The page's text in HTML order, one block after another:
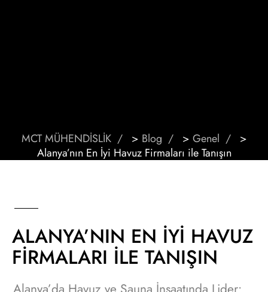
MCT MÜHENDİSLİK > Blog > Genel
>
Alanya’nın En İyi Havuz Firmaları ile Tanışın
ALANYA’NIN EN İYI HAVUZ
FIRMALARI ILE TANIŞIN